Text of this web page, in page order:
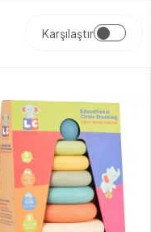
Karşılaştır